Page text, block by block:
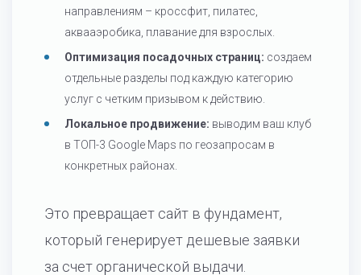
направлениям – кроссфит, пилатес,
аквааэробика, плавание для взрослых.
Оптимизация посадочных страниц: создаем
отдельные разделы под каждую категорию
услуг с четким призывом к действию.
Локальное продвижение: выводим ваш клуб
в ТОП-3 Google Maps по геозапросам в
конкретных районах.
Это превращает сайт в фундамент,
который генерирует дешевые заявки
за счет органической выдачи.